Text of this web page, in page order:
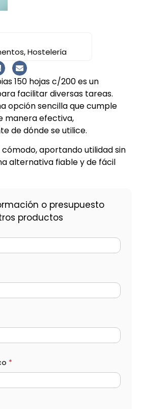
,Hostelería
150 hojas c/200 es un
facilitar diversas tareas.
opción sencilla que cumple
manera efectiva,
de dónde se utilice.
aportando utilidad sin
alternativa fiable y de fácil
o presupuesto
productos
*